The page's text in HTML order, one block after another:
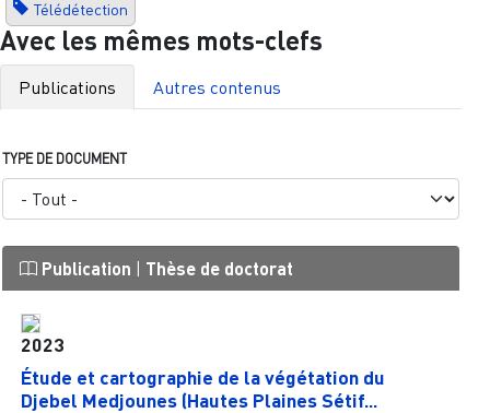
Télédétection
Avec les mêmes mots-clefs
Publications Autres contenus
TYPE DE DOCUMENT
Publication | Thèse de doctorat
2023
Étude et cartographie de la végétation du
Djebel Medjounes (Hautes Plaines Sétif...